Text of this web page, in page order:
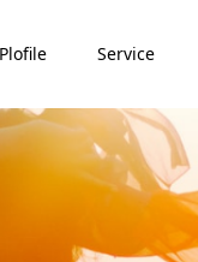
Plofile Service